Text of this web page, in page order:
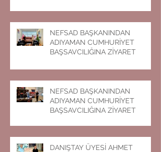
NEFSAD BAŞKANINDAN
ADIYAMAN CUMHURİYET
BAŞSAVCILIĞINA ZİYARET
NEFSAD BAŞKANINDAN
ADIYAMAN CUMHURİYET
BAŞSAVCILIĞINA ZİYARET
DANIŞTAY ÜYESİ AHMET